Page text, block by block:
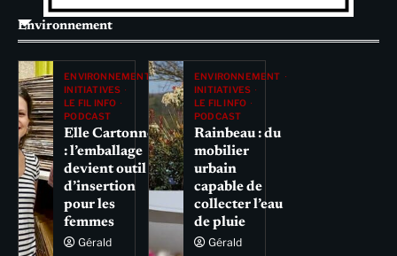
Environnement
ENVIRONNEMENT
INITIATIVES
LE FIL INFO
PODCAST
Elle Cartonne
: l’emballage
devient outil
d’insertion
pour les
femmes
Gérald
ENVIRONNEMENT
INITIATIVES
LE FIL INFO
PODCAST
Rainbeau : du
mobilier
urbain
capable de
collecter l’eau
de pluie
Gérald